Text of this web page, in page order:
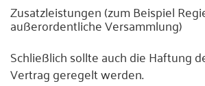
Zusatzleistungen (zum Beispiel
außerordentliche Versammlung)
Schließlich sollte auch die Haftung
Vertrag geregelt werden.